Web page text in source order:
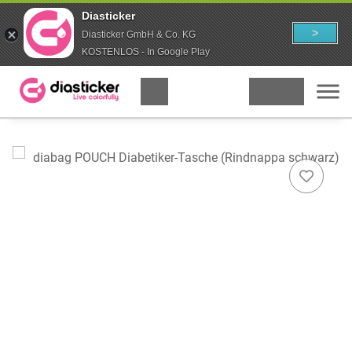
Diasticker
Diasticker GmbH & Co. KG
KOSTENLOS - In Google Play
>